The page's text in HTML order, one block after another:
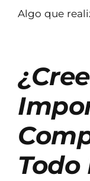
Algo que
Todo